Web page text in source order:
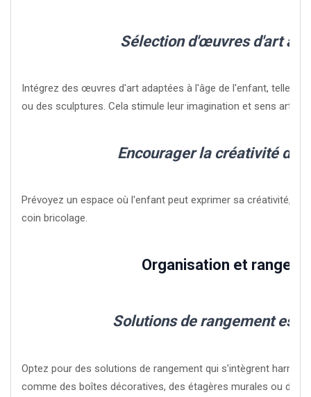
Sélection d'œuvres d'art
Intégrez des œuvres d'art adaptées à l'âge de l'enfant, telles
ou des sculptures. Cela stimule leur imagination et sens
Encourager la créativité de
Prévoyez un espace où l'enfant peut exprimer sa créativité,
coin bricolage.
Organisation et
Solutions de rangement
Optez pour des solutions de rangement qui s'intègrent
comme des boîtes décoratives, des étagères murales ou des